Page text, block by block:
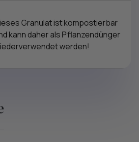
Granulat ist kompostierbar
kann daher als Pflanzendünger
werden!